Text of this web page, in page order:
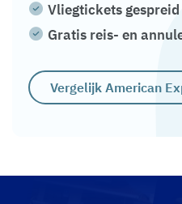
Vliegtickets
Gratis reis- en
Vergelijk American